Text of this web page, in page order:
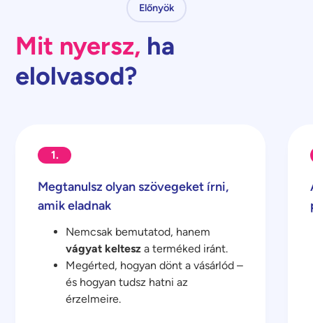
Előnyök
Mit nyersz, ha
elolvasod?
1.
Megtanulsz olyan szövegeket írni,
amik eladnak
Nemcsak bemutatod, hanem
vágyat keltesz a terméked iránt.
Megérted, hogyan dönt a vásárlód –
és hogyan tudsz hatni az
érzelmeire.